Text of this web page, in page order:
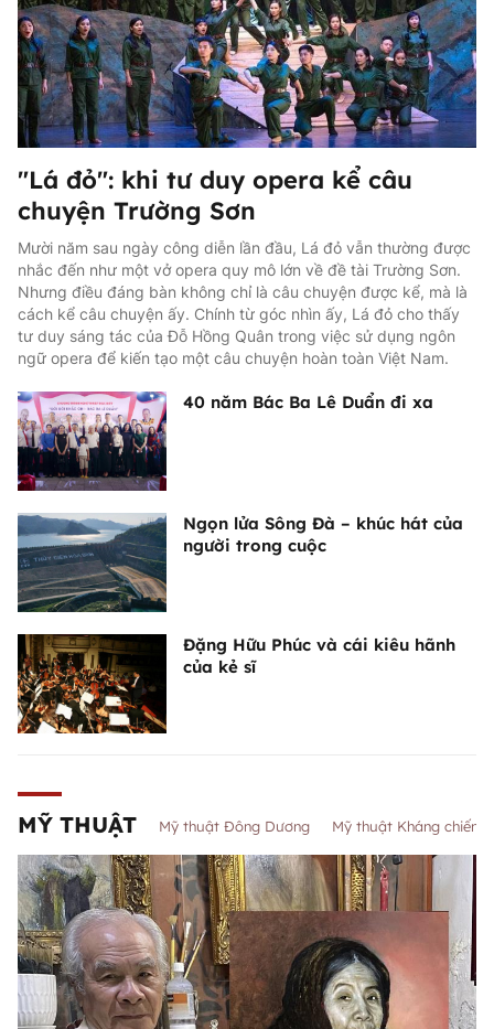
"Lá đỏ": khi tư duy opera kể câu
chuyện Trường Sơn
Mười năm sau ngày công diễn lần đầu, Lá đỏ vẫn thường được
nhắc đến như một vở opera quy mô lớn về đề tài Trường Sơn.
Nhưng điều đáng bàn không chỉ là câu chuyện được kể, mà là
cách kể câu chuyện ấy. Chính từ góc nhìn ấy, Lá đỏ cho thấy
tư duy sáng tác của Đỗ Hồng Quân trong việc sử dụng ngôn
ngữ opera để kiến tạo một câu chuyện hoàn toàn Việt Nam.
40 năm Bác Ba Lê Duẩn đi xa
Ngọn lửa Sông Đà – khúc hát của
người trong cuộc
Đặng Hữu Phúc và cái kiêu hãnh
của kẻ sĩ
MỸ THUẬT Mỹ thuật Đông Dương Mỹ thuật Kháng chiến
Phục dựng chân dung Nữ Anh hùng
tình báo Đinh Thị Vân (1916-1995)